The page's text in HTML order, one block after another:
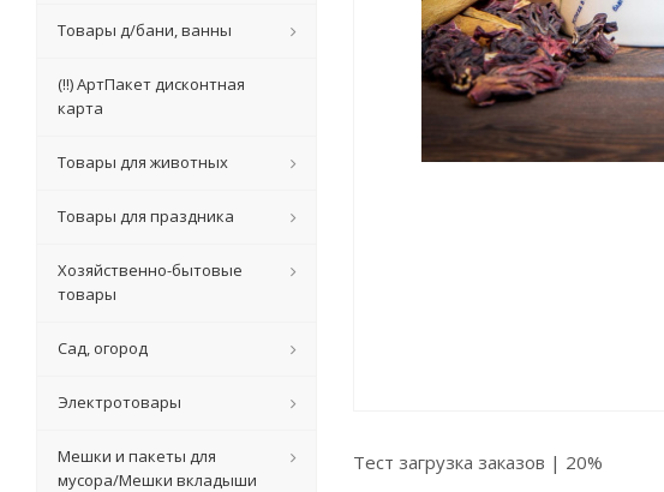
Тест загрузка заказов | 20%
Товары д/бани, ванны
(!!) АртПакет дисконтная
карта
Товары для животных
Товары для праздника
Хозяйственно-бытовые
товары
Сад, огород
Электротовары
Мешки и пакеты для
мусора/Мешки вкладыши